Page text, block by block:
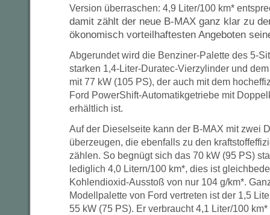
Version überraschen: 4,9 Liter/100 km*
damit zählt der neue B-MAX ganz klar zu
ökonomisch vorteilhaftesten Angeboten
Abgerundet wird die Benziner-Palette des 5-
starken 1,4-Liter-Duratec-Vierzylinder und
mit 77 kW (105 PS), der auch mit dem
Ford PowerShift-Automatikgetriebe mit
erhältlich ist.
Auf der Dieselseite kann der B-MAX mit zwei
überzeugen, die ebenfalls zu den
zählen. So begnügt sich das 70 kW (95 PS)
lediglich 4,0 Litern/100 km*, dies ist
Kohlendioxid-Ausstoß von nur 104 g/km*.
Modellpalette von Ford vertreten ist der 1,5
55 kW (75 PS). Er verbraucht 4,1 Liter/100